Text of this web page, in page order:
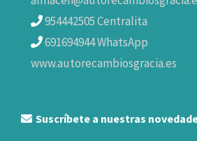
954442505 Centralita
691694944 WhatsApp
www.autorecambiosgracia.es
Suscríbete a nuestras